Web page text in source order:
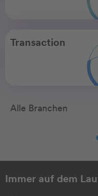
Transaction
Alle Branchen
Immer auf dem